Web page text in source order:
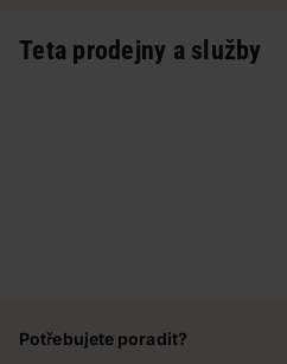
Teta prodejny a služby
Potřebujete poradit?